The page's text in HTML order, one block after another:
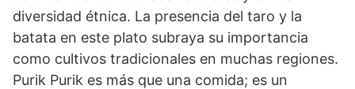
diversidad étnica. La presencia del taro y la
batata en este plato subraya su importancia
como cultivos tradicionales en muchas regiones.
Purik Purik es más que una comida; es un